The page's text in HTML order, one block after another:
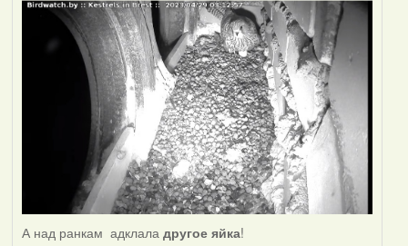
А над ранкам адклала другое яйка!